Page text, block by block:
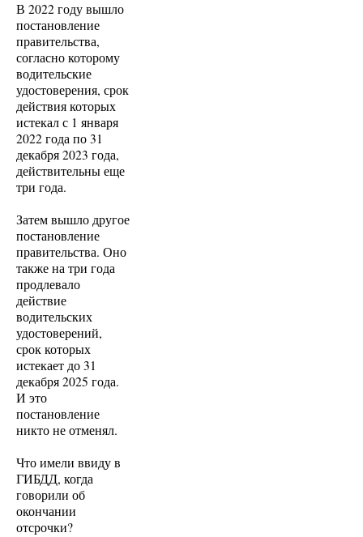
В 2022 году вышло
постановление
правительства,
согласно которому
водительские
удостоверения, срок
действия которых
истекал с 1 января
2022 года по 31
декабря 2023 года,
действительны еще
три года.
Затем вышло другое
постановление
правительства. Оно
также на три года
продлевало
действие
водительских
удостоверений,
срок которых
истекает до 31
декабря 2025 года.
И это
постановление
никто не отменял.
Что имели ввиду в
ГИБДД, когда
говорили об
окончании
отсрочки?